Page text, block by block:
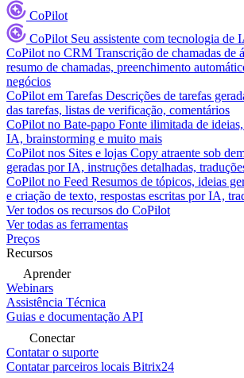
CoPilot
CoPilot Seu assistente com tecnologia
CoPilot no CRM Transcrição de chamadas de
resumo de chamadas, preenchimento
negócios
CoPilot em Tarefas Descrições de tarefas
das tarefas, listas de verificação, comentários
CoPilot no Bate-papo Fonte ilimitada de
IA, brainstorming e muito mais
CoPilot nos Sites e lojas Copy atraente sob
geradas por IA, instruções detalhadas,
CoPilot no Feed Resumos de tópicos, ideias
e criação de texto, respostas escritas por IA,
Ver todos os recursos do CoPilot
Ver todas as ferramentas
Preços
Recursos
Aprender
Webinars
Assistência Técnica
Guias e documentação API
Conectar
Contatar o suporte
Contatar parceiros locais Bitrix24